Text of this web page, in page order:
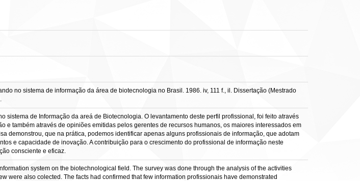
no sistema de informação da área de biotecnologia no Brasil. 1986. iv, 111 f., il. Dissertação (Mestrado
sistema de Informação da areá de Biotecnologia. O levantamento deste perfil profissional, foi feito através
também através de opiniões emitidas pelos gerentes de recursos humanos, os maiores interessados em
demonstrou, que na prática, podemos identificar apenas alguns profissionais de informação, que adotam
e capacidade de inovação. A contribuição para o crescimento do profissional de informação neste
consciente e eficaz.
system on the biotechnological field. The survey was done through the analysis of the activities
were also colected. The facts had confirmed that few information profissionais have demonstrated